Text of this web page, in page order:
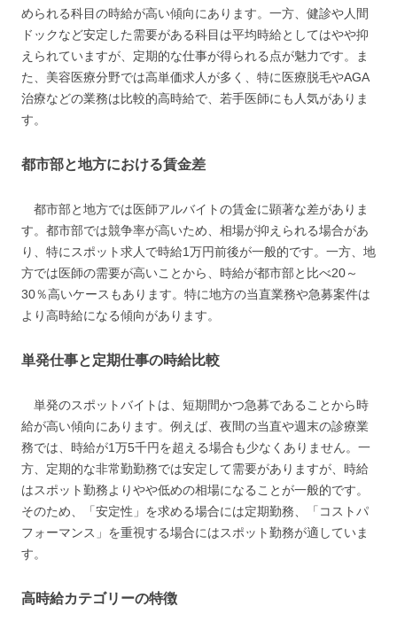
められる科目の時給が高い傾向にあります。一方、健診や人間
ドックなど安定した需要がある科目は平均時給としてはやや抑
えられていますが、定期的な仕事が得られる点が魅力です。ま
た、美容医療分野では高単価求人が多く、特に医療脱毛やAGA
治療などの業務は比較的高時給で、若手医師にも人気がありま
す。
都市部と地方における賃金差
都市部と地方では医師アルバイトの賃金に顕著な差がありま
す。都市部では競争率が高いため、相場が抑えられる場合があ
り、特にスポット求人で時給1万円前後が一般的です。一方、地
方では医師の需要が高いことから、時給が都市部と比べ20～
30％高いケースもあります。特に地方の当直業務や急募案件は
より高時給になる傾向があります。
単発仕事と定期仕事の時給比較
単発のスポットバイトは、短期間かつ急募であることから時
給が高い傾向にあります。例えば、夜間の当直や週末の診療業
務では、時給が1万5千円を超える場合も少なくありません。一
方、定期的な非常勤勤務では安定して需要がありますが、時給
はスポット勤務よりやや低めの相場になることが一般的です。
そのため、「安定性」を求める場合には定期勤務、「コストパ
フォーマンス」を重視する場合にはスポット勤務が適していま
す。
高時給カテゴリーの特徴